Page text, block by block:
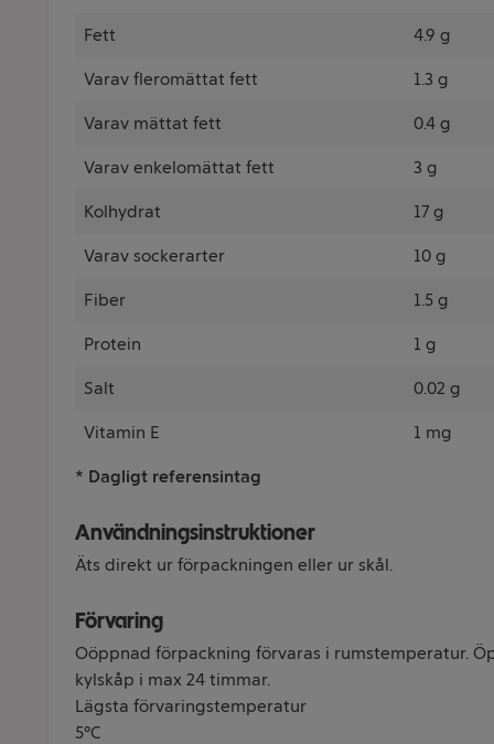
Fett 4.9 g
Varav fleromättat fett 1.3 g
Varav mättat fett 0.4 g
Varav enkelomättat fett 3 g
Kolhydrat 17 g
Varav sockerarter 10 g
Fiber 1.5 g
Protein 1 g
Salt 0.02 g
Vitamin E 1 mg
* Dagligt referensintag
Användningsinstruktioner
Äts direkt ur förpackningen eller ur skål.
Förvaring
Oöppnad förpackning förvaras i rumstemperatur.
kylskåp i max 24 timmar.
Lägsta förvaringstemperatur
5°C